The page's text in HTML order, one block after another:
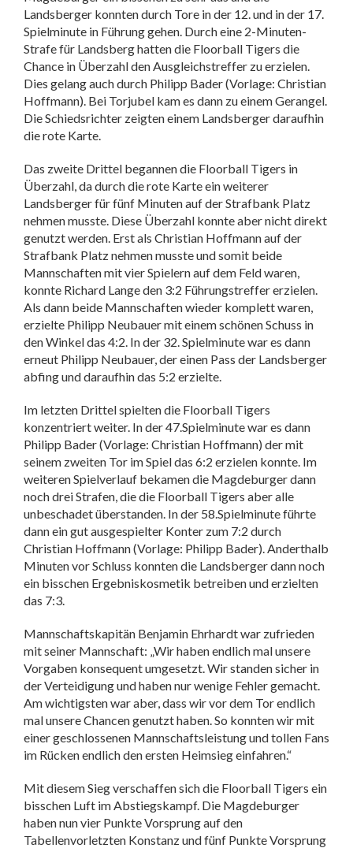
Landsberger konnten durch Tore in der 12. und in der 17.
Spielminute in Führung gehen. Durch eine 2-Minuten-
Strafe für Landsberg hatten die Floorball Tigers die
Chance in Überzahl den Ausgleichstreffer zu erzielen.
Dies gelang auch durch Philipp Bader (Vorlage: Christian
Hoffmann). Bei Torjubel kam es dann zu einem Gerangel.
Die Schiedsrichter zeigten einem Landsberger daraufhin
die rote Karte.
Das zweite Drittel begannen die Floorball Tigers in
Überzahl, da durch die rote Karte ein weiterer
Landsberger für fünf Minuten auf der Strafbank Platz
nehmen musste. Diese Überzahl konnte aber nicht direkt
genutzt werden. Erst als Christian Hoffmann auf der
Strafbank Platz nehmen musste und somit beide
Mannschaften mit vier Spielern auf dem Feld waren,
konnte Richard Lange den 3:2 Führungstreffer erzielen.
Als dann beide Mannschaften wieder komplett waren,
erzielte Philipp Neubauer mit einem schönen Schuss in
den Winkel das 4:2. In der 32. Spielminute war es dann
erneut Philipp Neubauer, der einen Pass der Landsberger
abfing und daraufhin das 5:2 erzielte.
Im letzten Drittel spielten die Floorball Tigers
konzentriert weiter. In der 47.Spielminute war es dann
Philipp Bader (Vorlage: Christian Hoffmann) der mit
seinem zweiten Tor im Spiel das 6:2 erzielen konnte. Im
weiteren Spielverlauf bekamen die Magdeburger dann
noch drei Strafen, die die Floorball Tigers aber alle
unbeschadet überstanden. In der 58.Spielminute führte
dann ein gut ausgespielter Konter zum 7:2 durch
Christian Hoffmann (Vorlage: Philipp Bader). Anderthalb
Minuten vor Schluss konnten die Landsberger dann noch
ein bisschen Ergebniskosmetik betreiben und erzielten
das 7:3.
Mannschaftskapitän Benjamin Ehrhardt war zufrieden
mit seiner Mannschaft: „Wir haben endlich mal unsere
Vorgaben konsequent umgesetzt. Wir standen sicher in
der Verteidigung und haben nur wenige Fehler gemacht.
Am wichtigsten war aber, dass wir vor dem Tor endlich
mal unsere Chancen genutzt haben. So konnten wir mit
einer geschlossenen Mannschaftsleistung und tollen Fans
im Rücken endlich den ersten Heimsieg einfahren.“
Mit diesem Sieg verschaffen sich die Floorball Tigers ein
bisschen Luft im Abstiegskampf. Die Magdeburger
haben nun vier Punkte Vorsprung auf den
Tabellenvorletzten Konstanz und fünf Punkte Vorsprung